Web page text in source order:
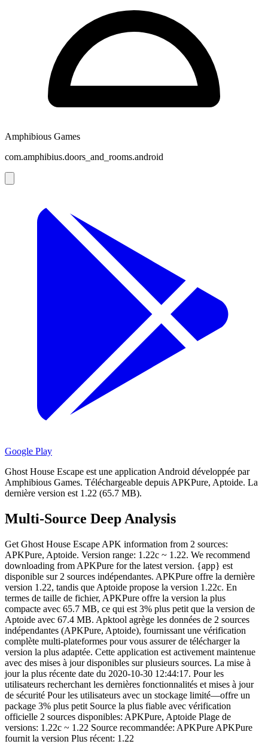
Amphibious Games
com.amphibius.doors_and_rooms.android
Google Play
Ghost House Escape est une application Android développée par
Amphibious Games. Téléchargeable depuis APKPure, Aptoide. La
dernière version est 1.22 (65.7 MB).
Multi-Source Deep Analysis
Get Ghost House Escape APK information from 2 sources:
APKPure, Aptoide. Version range: 1.22c ~ 1.22. We recommend
downloading from APKPure for the latest version. {app} est
disponible sur 2 sources indépendantes. APKPure offre la dernière
version 1.22, tandis que Aptoide propose la version 1.22c. En
termes de taille de fichier, APKPure offre la version la plus
compacte avec 65.7 MB, ce qui est 3% plus petit que la version de
Aptoide avec 67.4 MB. Apktool agrège les données de 2 sources
indépendantes (APKPure, Aptoide), fournissant une vérification
complète multi-plateformes pour vous assurer de télécharger la
version la plus adaptée. Cette application est activement maintenue
avec des mises à jour disponibles sur plusieurs sources. La mise à
jour la plus récente date du 2020-10-30 12:44:17. Pour les
utilisateurs recherchant les dernières fonctionnalités et mises à jour
de sécurité Pour les utilisateurs avec un stockage limité—offre un
package 3% plus petit Source la plus fiable avec vérification
officielle 2 sources disponibles: APKPure, Aptoide Plage de
versions: 1.22c ~ 1.22 Source recommandée: APKPure APKPure
fournit la version Plus récent: 1.22